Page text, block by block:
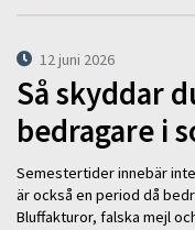
12 juni 2026
Så skyddar
bedragare i
Semestertider innebär
är också en period då
Bluffakturor, falska mejl